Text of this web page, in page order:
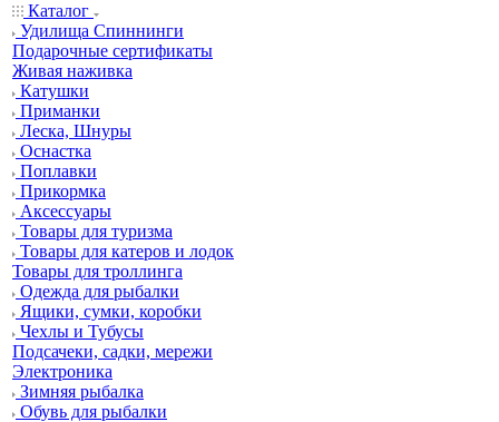
Каталог
Удилища Спиннинги
Подарочные сертификаты
Живая наживка
Катушки
Приманки
Леска, Шнуры
Оснастка
Поплавки
Прикормка
Аксессуары
Товары для туризма
Товары для катеров и лодок
Товары для троллинга
Одежда для рыбалки
Ящики, сумки, коробки
Чехлы и Тубусы
Подсачеки, садки, мережи
Электроника
Зимняя рыбалка
Обувь для рыбалки